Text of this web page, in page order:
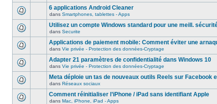
6 applications Android Cleaner
dans Smartphones, tablettes - Apps
Utilisez un compte Windows standard pour une meill.
dans Securite
Applications de paiement mobile: Comment éviter une
dans Vie privée - Protection des données-Cryptage
Adapter 21 paramètres de confidentialité dans Windows 10
dans Vie privée - Protection des données-Cryptage
Meta déploie un tas de nouveaux outils Reels sur Facebook
dans Réseaux sociaux
Comment réinitialiser l’iPhone / iPad sans identifiant Apple
dans Mac, iPhone, iPad - Apps